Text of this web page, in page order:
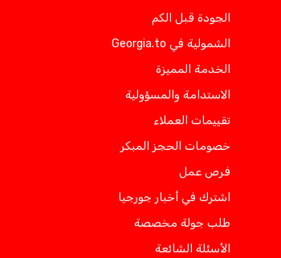
الجودة قبل الكم
الشمولية في Georgia.to
الخدمة المميزة
الاستدامة والمسؤولية
تقييمات العملاء
خصومات الحجز المبكر
فرص عمل
اشترك في أخبار جورجيا
طلب جولة مخصصة
الأسئلة الشائعة